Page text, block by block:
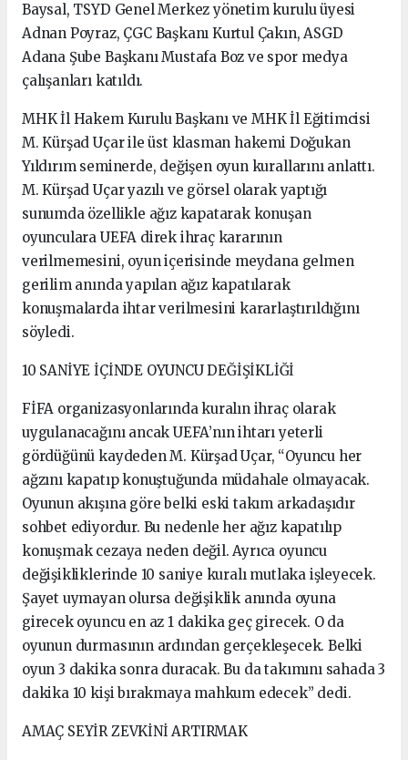
Baysal, TSYD Genel Merkez yönetim kurulu üyesi
Adnan Poyraz, ÇGC Başkanı Kurtul Çakın, ASGD
Adana Şube Başkanı Mustafa Boz ve spor medya
çalışanları katıldı.
MHK İl Hakem Kurulu Başkanı ve MHK İl Eğitimcisi
M. Kürşad Uçar ile üst klasman hakemi Doğukan
Yıldırım seminerde, değişen oyun kurallarını anlattı.
M. Kürşad Uçar yazılı ve görsel olarak yaptığı
sunumda özellikle ağız kapatarak konuşan
oyunculara UEFA direk ihraç kararının
verilmemesini, oyun içerisinde meydana gelmen
gerilim anında yapılan ağız kapatılarak
konuşmalarda ihtar verilmesini kararlaştırıldığını
söyledi.
10 SANİYE İÇİNDE OYUNCU DEĞİŞİKLİĞİ
FİFA organizasyonlarında kuralın ihraç olarak
uygulanacağını ancak UEFA’nın ihtarı yeterli
gördüğünü kaydeden M. Kürşad Uçar, “Oyuncu her
ağzını kapatıp konuştuğunda müdahale olmayacak.
Oyunun akışına göre belki eski takım arkadaşıdır
sohbet ediyordur. Bu nedenle her ağız kapatılıp
konuşmak cezaya neden değil. Ayrıca oyuncu
değişikliklerinde 10 saniye kuralı mutlaka işleyecek.
Şayet uymayan olursa değişiklik anında oyuna
girecek oyuncu en az 1 dakika geç girecek. O da
oyunun durmasının ardından gerçekleşecek. Belki
oyun 3 dakika sonra duracak. Bu da takımını sahada 3
dakika 10 kişi bırakmaya mahkum edecek” dedi.
AMAÇ SEYİR ZEVKİNİ ARTIRMAK